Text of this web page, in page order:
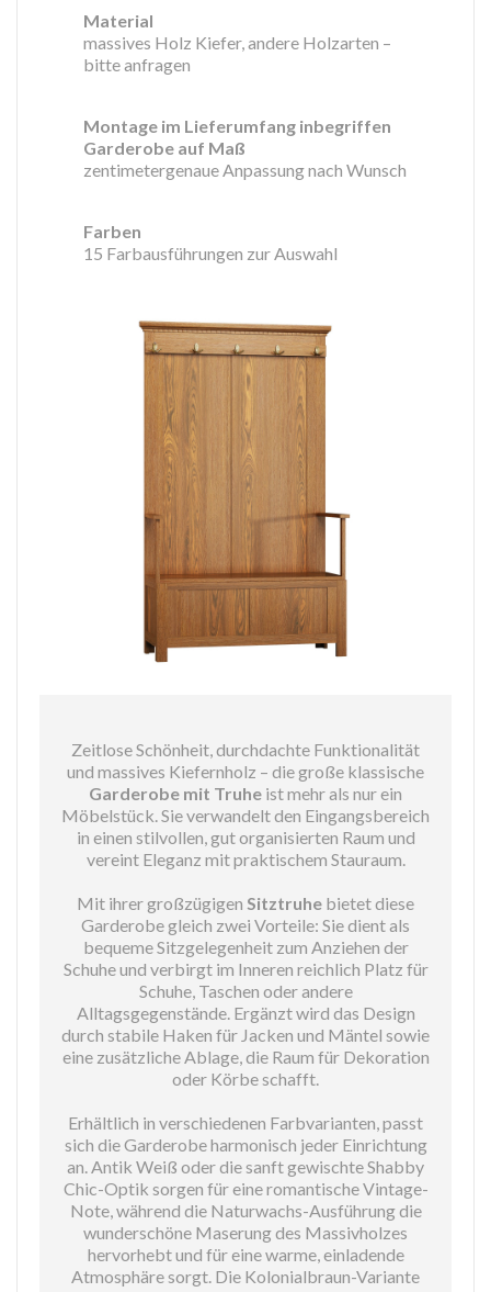
Material
massives Holz Kiefer, andere Holzarten –
bitte anfragen
Montage im Lieferumfang inbegriffen
Garderobe auf Maß
zentimetergenaue Anpassung nach Wunsch
Farben
15 Farbausführungen zur Auswahl
Zeitlose Schönheit, durchdachte Funktionalität
und massives Kiefernholz – die große klassische
Garderobe mit Truhe ist mehr als nur ein
Möbelstück. Sie verwandelt den Eingangsbereich
in einen stilvollen, gut organisierten Raum und
vereint Eleganz mit praktischem Stauraum.
Mit ihrer großzügigen Sitztruhe bietet diese
Garderobe gleich zwei Vorteile: Sie dient als
bequeme Sitzgelegenheit zum Anziehen der
Schuhe und verbirgt im Inneren reichlich Platz für
Schuhe, Taschen oder andere
Alltagsgegenstände. Ergänzt wird das Design
durch stabile Haken für Jacken und Mäntel sowie
eine zusätzliche Ablage, die Raum für Dekoration
oder Körbe schafft.
Erhältlich in verschiedenen Farbvarianten, passt
sich die Garderobe harmonisch jeder Einrichtung
an. Antik Weiß oder die sanft gewischte Shabby
Chic-Optik sorgen für eine romantische Vintage-
Note, während die Naturwachs-Ausführung die
wunderschöne Maserung des Massivholzes
hervorhebt und für eine warme, einladende
Atmosphäre sorgt. Die Kolonialbraun-Variante